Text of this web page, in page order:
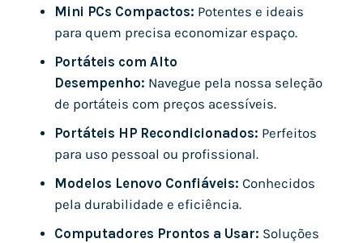
Mini PCs Compactos: Potentes e ideais
para quem precisa economizar espaço.
Portáteis com Alto
Desempenho: Navegue pela nossa seleção
de portáteis com preços acessíveis.
Portáteis HP Recondicionados: Perfeitos
para uso pessoal ou profissional.
Modelos Lenovo Confiáveis: Conhecidos
pela durabilidade e eficiência.
Computadores Prontos a Usar: Soluções